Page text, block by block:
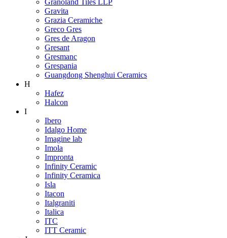
Gravita
Grazia Ceramiche
Greco Gres
Gres de Aragon
Gresant
Gresmanc
Grespania
Guangdong Shenghui Ceramics
H
Hafez
Halcon
I
Ibero
Idalgo Home
Imagine lab
Imola
Impronta
Infinity Ceramic
Infinity Ceramica
Isla
Itacon
Italgraniti
Italica
ITC
ITT Ceramic